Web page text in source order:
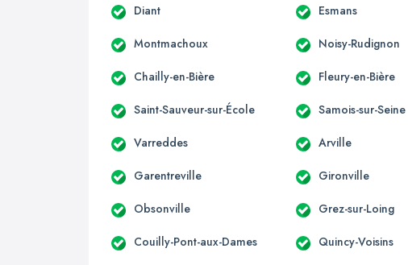
Diant Esmans
Montmachoux Noisy-Rudignon
Chailly-en-Bière Fleury-en-Bière
Saint-Sauveur-sur-École Samois-sur-Seine
Varreddes Arville
Garentreville Gironville
Obsonville Grez-sur-Loing
Couilly-Pont-aux-Dames Quincy-Voisins